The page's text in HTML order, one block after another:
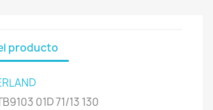
producto
01D 71/13 130